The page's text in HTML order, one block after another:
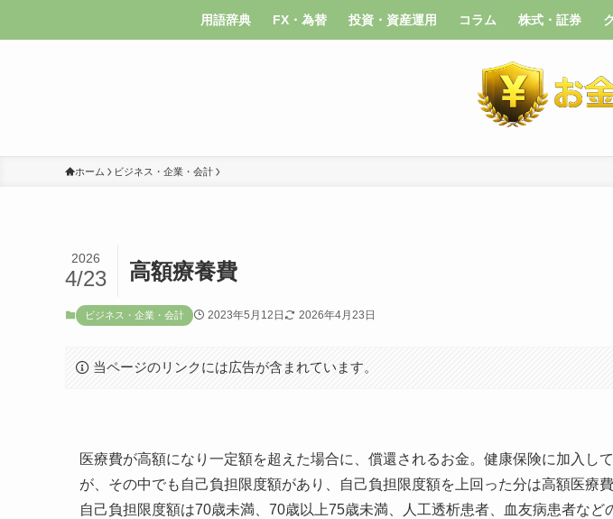
用語辞典 FX・為替 投資・資産運用 コラム 株式・証券
ホーム ビジネス・企業・会計
高額療養費
2026
4/23
ビジネス・企業・会計 2023年5月12日 2026年4月23日
当ページのリンクには広告が含まれています。
医療費が高額になり一定額を超えた場合に、償還されるお金。健康保険に加入し
が、その中でも自己負担限度額があり、自己負担限度額を上回った分は高額医療
自己負担限度額は70歳未満、70歳以上75歳未満、人工透析患者、血友病患者など